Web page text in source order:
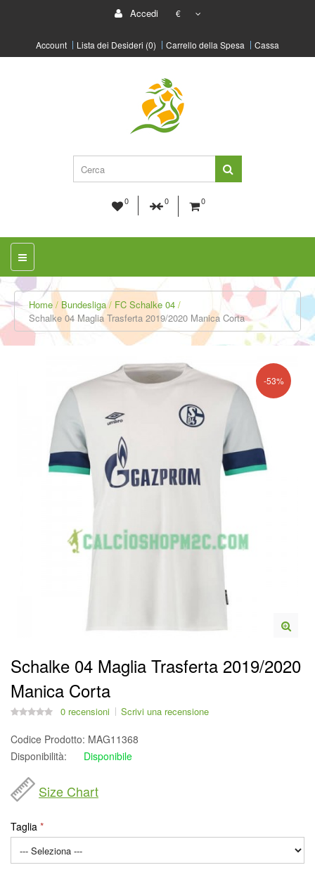
Accedi €
Account Lista dei Desideri (0) Carrello della Spesa Cassa
0 0 0
Home Bundesliga
FC Schalke 04
Schalke 04 Maglia Trasferta 2019/2020 Manica Corta
-53%
Schalke 04 Maglia Trasferta 2019/2020
Manica Corta
0 recensioni Scrivi una recensione
Codice Prodotto: MAG11368
Disponibilità:
Disponibile
Size Chart
Taglia